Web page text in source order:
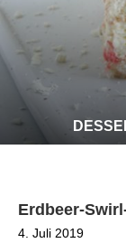
Erdbeer-
4. Juli 2019